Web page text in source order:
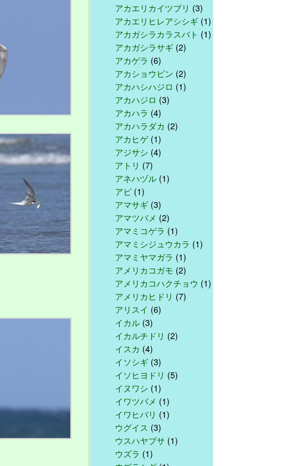
アカエリカイツブリ (3)
アカエリヒレアシシギ (1)
アカガシラカラスバト (1)
アカガシラサギ (2)
アカゲラ (6)
アカショウビン (2)
アカハシハジロ (1)
アカハジロ (3)
アカハラ (4)
アカハラダカ (2)
アカヒゲ(1)
アジサシ (4)
アトリ (7)
アネハヅル (1)
アビ (1)
アマサギ (3)
アマツバメ (2)
アマミコゲラ (1)
アマミシジュウカラ (1)
アマミヤマガラ (1)
アメリカコガモ (2)
アメリカコハクチョウ (1)
アメリカヒドリ (7)
アリスイ (6)
イカル (3)
イカルチドリ (2)
イスカ (4)
イソシギ (3)
イソヒヨドリ (5)
イヌワシ (1)
イワツバメ (1)
イワヒバリ (1)
ウグイス (3)
ウスハヤブサ (1)
ウズラ (1)